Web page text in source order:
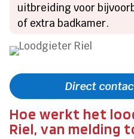
uitbreiding voor
of extra badkamer.
Direct
Hoe werkt het
Riel, van melding